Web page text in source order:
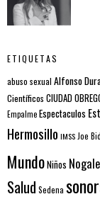
ETIQUETAS
abuso sexual Alfonso
Científicos CIUDAD
EmpalmeEspectaculos
Hermosillo IMSS Joe
MundoNiños
Salud Sedena